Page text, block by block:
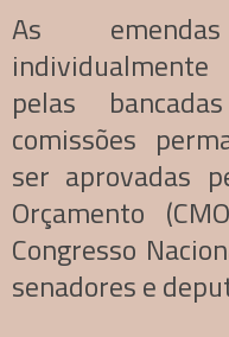
As
pelas
comissões
ser aprovadas
Orçamento
Congresso
senadores e